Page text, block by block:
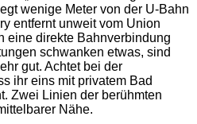
wenige Meter von der U-Bahn
entfernt unweit vom Union
eine direkte Bahnverbindung
schwanken etwas, sind
gut. Achtet bei der
ihr eins mit privatem Bad
Zwei Linien der berühmten
Nähe.